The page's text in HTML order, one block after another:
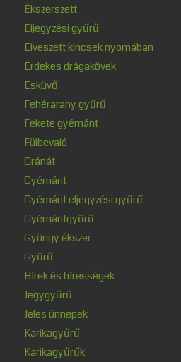
Ékszerszett
Eljegyzési gyűrű
Elveszett kincsek nyomában
Érdekes drágakövek
Esküvő
Fehérarany gyűrű
Fekete gyémánt
Fülbevaló
Gránát
Gyémánt
Gyémánt eljegyzési gyűrű
Gyémántgyűrű
Gyöngy ékszer
Gyűrű
Hírek és hírességek
Jegygyűrű
Jeles ünnepek
Karikagyűrű
Karikagyűrűk